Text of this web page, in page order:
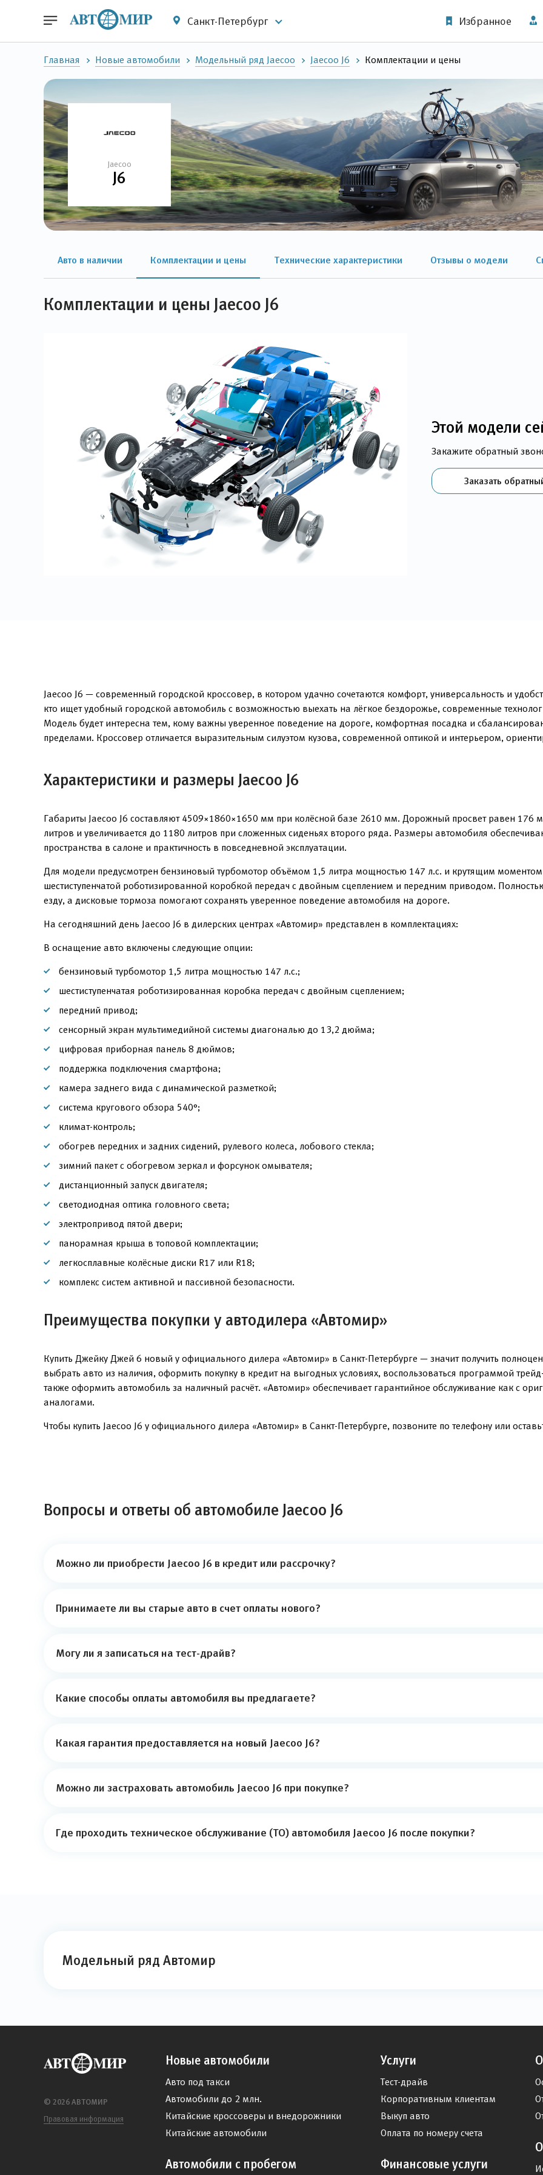
Санкт-Петербург Избранное
Главная Новые автомобили Модельный ряд Jaecoo Jaecoo J6 Комплектации и цены
Jaecoo
J6
Авто в наличии Комплектации и цены Технические характеристики Отзывы о модели
Комплектации и цены Jaecoo J6
Этой модели
Закажите обратный
Заказать
Jaecoo J6 — современный городской кроссовер, в котором удачно сочетаются комфорт, универсальность и
кто ищет удобный городской автомобиль с возможностью выехать на лёгкое бездорожье, современные
Модель будет интересна тем, кому важны уверенное поведение на дороге, комфортная посадка и
пределами. Кроссовер отличается выразительным силуэтом кузова, современной оптикой и интерьером,
Характеристики и размеры Jaecoo J6
Габариты Jaecoo J6 составляют 4509×1860×1650 мм при колёсной базе 2610 мм. Дорожный просвет равен 176
литров и увеличивается до 1180 литров при сложенных сиденьях второго ряда. Размеры автомобиля
пространства в салоне и практичность в повседневной эксплуатации.
Для модели предусмотрен бензиновый турбомотор объёмом 1,5 литра мощностью 147 л.с. и крутящим
шестиступенчатой роботизированной коробкой передач с двойным сцеплением и передним приводом.
езду, а дисковые тормоза помогают сохранять уверенное поведение автомобиля на дороге.
На сегодняшний день Jaecoo J6 в дилерских центрах «Автомир» представлен в комплектациях:
В оснащение авто включены следующие опции:
бензиновый турбомотор 1,5 литра мощностью 147 л.с.;
шестиступенчатая роботизированная коробка передач с двойным сцеплением;
передний привод;
сенсорный экран мультимедийной системы диагональю до 13,2 дюйма;
цифровая приборная панель 8 дюймов;
поддержка подключения смартфона;
камера заднего вида с динамической разметкой;
система кругового обзора 540°;
климат-контроль;
обогрев передних и задних сидений, рулевого колеса, лобового стекла;
зимний пакет с обогревом зеркал и форсунок омывателя;
дистанционный запуск двигателя;
светодиодная оптика головного света;
электропривод пятой двери;
панорамная крыша в топовой комплектации;
легкосплавные колёсные диски R17 или R18;
комплекс систем активной и пассивной безопасности.
Преимущества покупки у автодилера «Автомир»
Купить Джейку Джей 6 новый у официального дилера «Автомир» в Санкт-Петербурге — значит получить
выбрать авто из наличия, оформить покупку в кредит на выгодных условиях, воспользоваться программой
также оформить автомобиль за наличный расчёт. «Автомир» обеспечивает гарантийное обслуживание как с
аналогами.
Чтобы купить Jaecoo J6 у официального дилера «Автомир» в Санкт-Петербурге, позвоните по телефону или
Вопросы и ответы об автомобиле Jaecoo J6
Можно ли приобрести Jaecoo J6 в кредит или рассрочку?
Принимаете ли вы старые авто в счет оплаты нового?
Могу ли я записаться на тест-драйв?
Какие способы оплаты автомобиля вы предлагаете?
Какая гарантия предоставляется на новый Jaecoo J6?
Можно ли застраховать автомобиль Jaecoo J6 при покупке?
Где проходить техническое обслуживание (ТО) автомобиля Jaecoo J6 после покупки?
Модельный ряд Автомир
© 2026 АВТОМИР
Правовая информация
Новые автомобили
Авто под такси
Автомобили до 2 млн.
Китайские кроссоверы и внедорожники
Китайские автомобили
Автомобили с пробегом
Услуги
Тест-драйв
Корпоративным клиентам
Выкуп авто
Оплата по номеру счета
Финансовые услуги